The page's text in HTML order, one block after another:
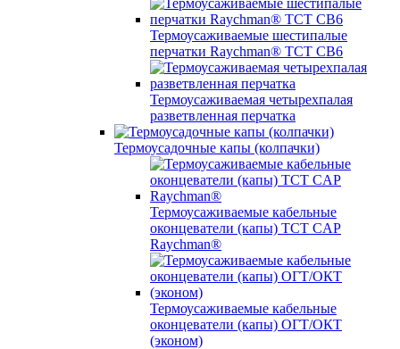
Термоусаживаемые шестипалые
перчатки Raychman® ТСТ СВ6
Термоусаживаемая четырехпалая
разветвленная перчатка
Термоусадочные капы (колпачки)
Термоусаживаемые кабельные
оконцеватели (капы) ТCT CAP
Raychman®
Термоусаживаемые кабельные
оконцеватели (капы) ОГТ/ОКТ
(эконом)